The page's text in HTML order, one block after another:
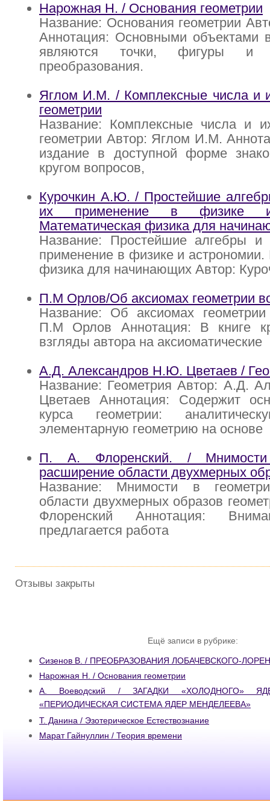
Нарожная Н. / Основания геометрии
Название: Основания геометрии
Аннотация: Основными объектами
являются точки, фигуры и
преобразования.
Яглом И.М. / Комплексные числа и
геометрии
Название: Комплексные числа и
геометрии Автор: Яглом И.М.
издание в доступной форме
кругом вопросов,
Курочкин А.Ю. / Простейшие
их применение в физике и
Математическая физика для
Название: Простейшие алгебры и
применение в физике и астрономии.
физика для начинающих Автор:
П.М Орлов/Об аксиомах геометрии
Название: Об аксиомах
П.М Орлов Аннотация: В книге
взгляды автора на аксиоматические
А.Д. Александров Н.Ю. Цветаев /
Название: Геометрия Автор: А.Д.
Цветаев Аннотация: Содержит
курса геометрии:
элементарную геометрию на основе
П. А. Флоренский. / Мнимости
расширение области двухмерных
Название: Мнимости в
области двухмерных образов
Флоренский Аннотация:
предлагается работа
Отзывы закрыты
Ещё записи в рубрике:
Сизенов В. / ПРЕОБРАЗОВАНИЯ ЛОБАЧЕВСКОГО-
Нарожная Н. / Основания геометрии
А. Воеводский / ЗАГАДКИ «ХОЛОДНОГО»
«ПЕРИОДИЧЕСКАЯ СИСТЕМА ЯДЕР МЕНДЕЛЕЕВА»
Т. Данина / Эзотерическое Естествознание
Марат Гайнуллин / Теория времени